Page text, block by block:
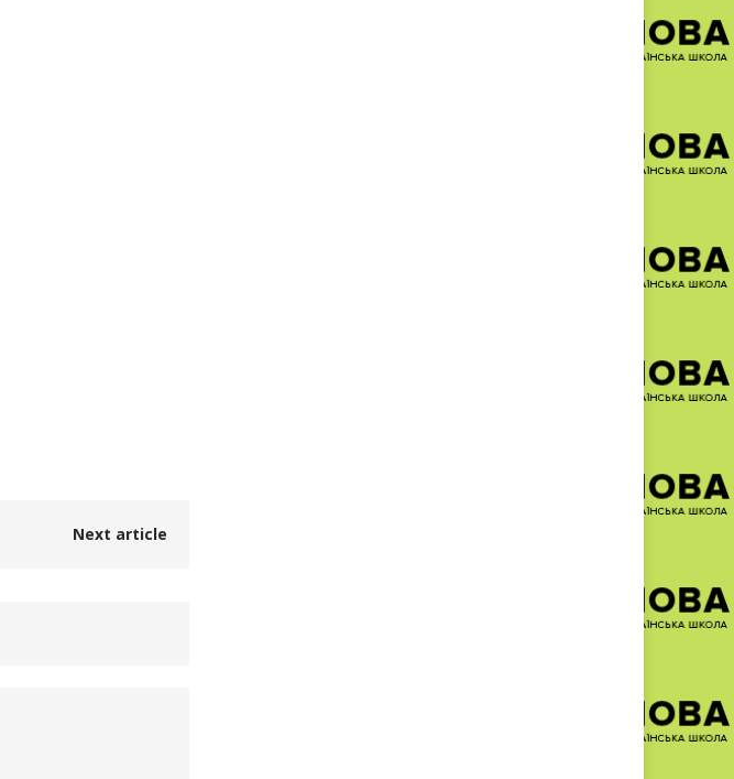
Next article